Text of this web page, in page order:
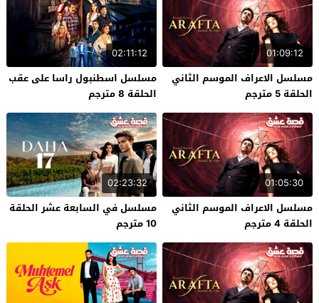
01:09:12
مسلسل الاعراف الموسم الثاني
الحلقة 5 مترجم
02:11:12
مسلسل اسطنبول راسا على عقب
الحلقة 8 مترجم
01:05:30
مسلسل الاعراف الموسم الثاني
الحلقة 4 مترجم
02:23:32
مسلسل في السابعة عشر الحلقة
10 مترجم